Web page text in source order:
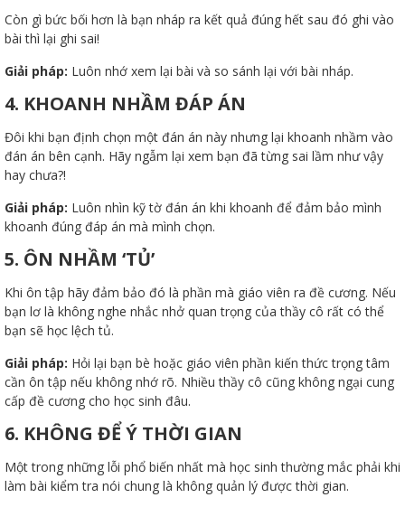
Còn gì bức bối hơn là bạn nháp ra kết quả đúng hết sau đó ghi vào
bài thì lại ghi sai!
Giải pháp: Luôn nhớ xem lại bài và so sánh lại với bài nháp.
4. KHOANH NHẦM ĐÁP ÁN
Đôi khi bạn định chọn một đán án này nhưng lại khoanh nhầm vào
đán án bên cạnh. Hãy ngẫm lại xem bạn đã từng sai lầm như vậy
hay chưa?!
Giải pháp: Luôn nhìn kỹ tờ đán án khi khoanh để đảm bảo mình
khoanh đúng đáp án mà mình chọn.
5. ÔN NHẦM ‘TỦ’
Khi ôn tập hãy đảm bảo đó là phần mà giáo viên ra đề cương. Nếu
bạn lơ là không nghe nhắc nhở quan trọng của thầy cô rất có thể
bạn sẽ học lệch tủ.
Giải pháp: Hỏi lại bạn bè hoặc giáo viên phần kiến thức trọng tâm
cần ôn tập nếu không nhớ rõ. Nhiều thầy cô cũng không ngại cung
cấp đề cương cho học sinh đâu.
6. KHÔNG ĐỂ Ý THỜI GIAN
Một trong những lỗi phổ biến nhất mà học sinh thường mắc phải khi
làm bài kiểm tra nói chung là không quản lý được thời gian.